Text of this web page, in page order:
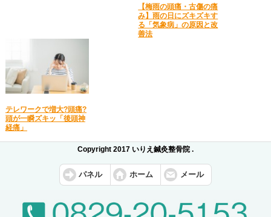
【梅雨の頭痛・古傷の痛
み】雨の日にズキズキす
る「気象病」の原因と改
善法
テレワークで増大?頭痛?
頭が一瞬ズキッ「後頭神
経痛」
Copyright 2017 いりえ鍼灸整骨院 .
パネル ホーム メール